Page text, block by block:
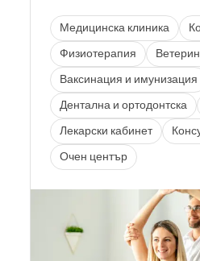
Медицинска клиника
Физиотерапия
Ваксинация и имунизация
Дентална и ортодонтска
Лекарски кабинет
Очен център